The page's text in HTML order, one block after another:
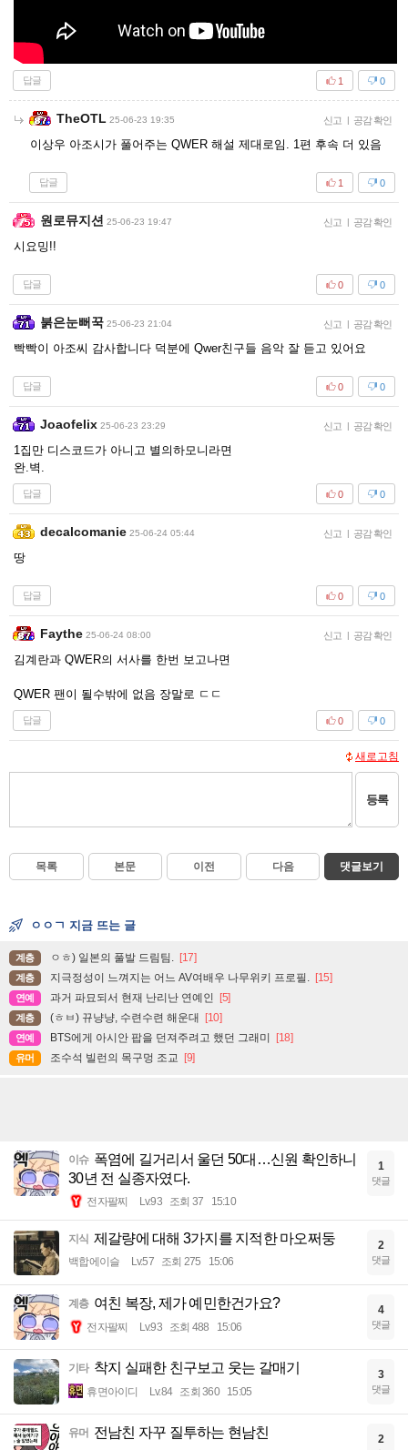
답글 0
1
TheOTL 25-06-23 19:35 신고 공감 확인
이상우 아조시가 풀어주는 QWER 해설 제대로임. 1편 후속 더 있음
답글 0
1
원로뮤지션 25-06-23 19:47 신고 공감 확인
시요밍!!
답글 0
0
붉은눈뻐꾹 25-06-23 21:04 신고 공감 확인
빡빡이 아조씨 감사합니다 덕분에 Qwer친구들 음악 잘 듣고 있어요
답글 0
0
Joaofelix 25-06-23 23:29 신고 공감 확인
1집만 디스코드가 아니고 별의하모니라면
완.벽.
답글 0
0
decalcomanie 25-06-24 05:44 신고 공감 확인
땅
답글 0
0
Faythe 25-06-24 08:00 신고 공감 확인
김계란과 QWER의 서사를 한번 보고나면
QWER 팬이 될수밖에 없음 장말로 ㄷㄷ
답글 0
0
새로고침
등록
목록 본문 이전 다음 댓글보기
ㅇㅇㄱ 지금 뜨는 글
계층 ㅇㅎ) 일본의 풀발 드림팀. [17]
계층 지극정성이 느껴지는 어느 AV여배우 나무위키 프로필. [15]
연예 과거 파묘되서 현재 난리난 연예인 [5]
계층 (ㅎㅂ) 뀨냥냥, 수련수련 해운대 [10]
연예 BTS에게 아시안 팝을 던져주려고 했던 그래미 [18]
유머 조수석 빌런의 목구멍 조교 [9]
이슈 폭염에 길거리서 울던 50대…신원 확인하니
30년 전 실종자였다.
전자팔찌 Lv.93 조회 37 15:10
1
댓글
지식 제갈량에 대해 3가지를 지적한 마오쩌둥
백합에이슬 Lv.57 조회 275 15:06
2
댓글
계층 여친 복장, 제가 예민한건가요?
전자팔찌 Lv.93 조회 488 15:06
4
댓글
기타 착지 실패한 친구보고 웃는 갈매기
휴면아이디 Lv.84 조회 360 15:05
3
댓글
유머 전남친 자꾸 질투하는 현남친 2